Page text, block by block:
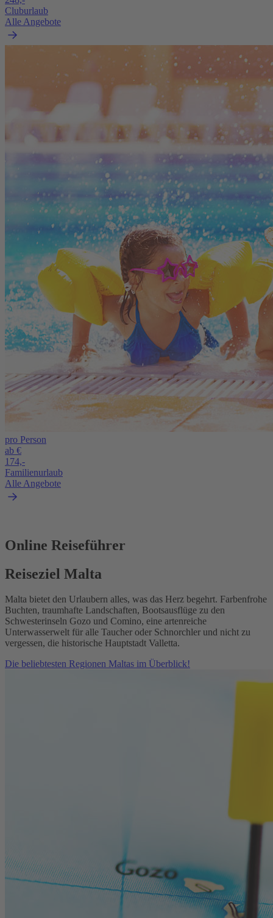
Cluburlaub
Alle Angebote
pro Person
ab €
174,-
Familienurlaub
Alle Angebote
Online Reiseführer
Reiseziel Malta
Malta bietet den Urlaubern alles, was das Herz begehrt. Farbenfrohe
Buchten, traumhafte Landschaften, Bootsausflüge zu den
Schwesterinseln Gozo und Comino, eine artenreiche
Unterwasserwelt für alle Taucher oder Schnorchler und nicht zu
vergessen, die historische Hauptstadt Valletta.
Die beliebtesten Regionen Maltas im Überblick!